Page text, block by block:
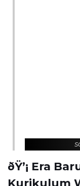
ðŸ’¡ Era
Kurikulum